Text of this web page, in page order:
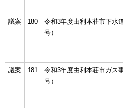
議案
180
令和3年度由利本荘市下水
号）
議案
181
令和3年度由利本荘市ガス
号）